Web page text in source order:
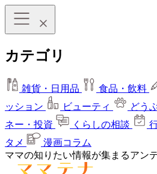
カテゴリ
雑貨・日用品 食品・飲料
ッション
ビューティ どう
ネー・投資
くらしの相談
タメ
漫画コラム
ママの知りたい情報が集まるアン